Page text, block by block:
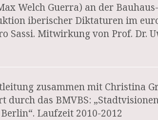
Welch Guerra) an der
iberischer Diktaturen im
Sassi. Mitwirkung von Prof. Dr.
zusammen mit Christina
durch das BMVBS:
Laufzeit 2010-2012